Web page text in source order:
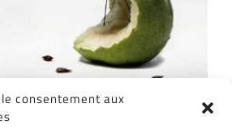
consentement aux